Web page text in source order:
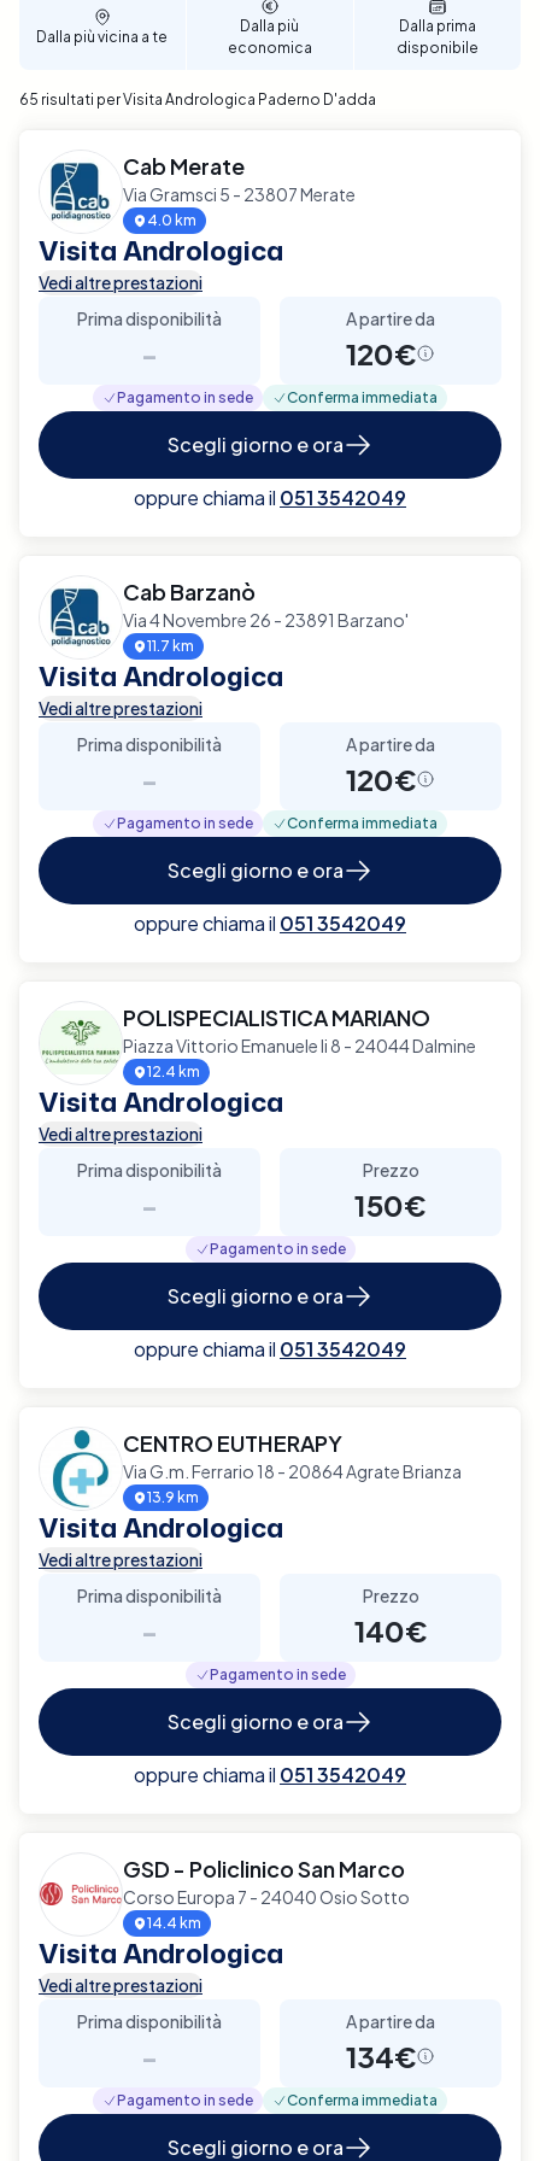
Dalla più vicina a te
Dalla più
economica
Dalla prima
disponibile
65 risultati per Visita Andrologica Paderno D'adda
Cab Merate
Via Gramsci 5 - 23807 Merate
4.0 km
Visita Andrologica
Vedi altre prestazioni
Prima disponibilità
-
A partire da
120€
Pagamento in sede Conferma immediata
Scegli giorno e ora
oppure chiama il 051 3542049
Cab Barzanò
Via 4 Novembre 26 - 23891 Barzano'
11.7 km
Visita Andrologica
Vedi altre prestazioni
Prima disponibilità
-
A partire da
120€
Pagamento in sede Conferma immediata
Scegli giorno e ora
oppure chiama il 051 3542049
POLISPECIALISTICA MARIANO
Piazza Vittorio Emanuele Ii 8 - 24044 Dalmine
12.4 km
Visita Andrologica
Vedi altre prestazioni
Prima disponibilità
-
Prezzo
150€
Pagamento in sede
Scegli giorno e ora
oppure chiama il 051 3542049
CENTRO EUTHERAPY
Via G.m. Ferrario 18 - 20864 Agrate Brianza
13.9 km
Visita Andrologica
Vedi altre prestazioni
Prima disponibilità
-
Prezzo
140€
Pagamento in sede
Scegli giorno e ora
oppure chiama il 051 3542049
GSD - Policlinico San Marco
Corso Europa 7 - 24040 Osio Sotto
14.4 km
Visita Andrologica
Vedi altre prestazioni
Prima disponibilità
-
A partire da
134€
Pagamento in sede Conferma immediata
Scegli giorno e ora